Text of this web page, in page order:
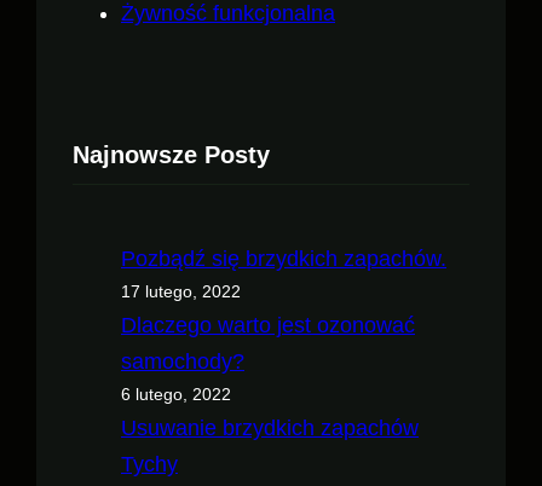
Żywność funkcjonalna
Najnowsze Posty
Pozbądź się brzydkich zapachów.
17 lutego, 2022
Dlaczego warto jest ozonować
samochody?
6 lutego, 2022
Usuwanie brzydkich zapachów
Tychy